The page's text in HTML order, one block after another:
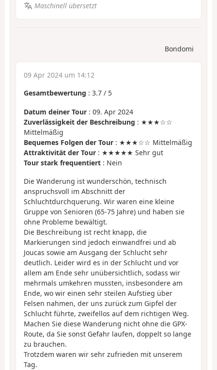
Maschinell übersetzt
Bondomi
09 Apr 2024 um 14:12
Gesamtbewertung : 3.7 / 5
Datum deiner Tour : 09. Apr 2024
Zuverlässigkeit der Beschreibung : ★★★☆☆
Mittelmäßig
Bequemes Folgen der Tour : ★★★☆☆ Mittelmäßig
Attraktivität der Tour : ★★★★★ Sehr gut
Tour stark frequentiert : Nein
Die Wanderung ist wunderschön, technisch
anspruchsvoll im Abschnitt der
Schluchtdurchquerung. Wir waren eine kleine
Gruppe von Senioren (65-75 Jahre) und haben sie
ohne Probleme bewältigt.
Die Beschreibung ist recht knapp, die
Markierungen sind jedoch einwandfrei und ab
Joucas sowie am Ausgang der Schlucht sehr
deutlich. Leider wird es in der Schlucht und vor
allem am Ende sehr unübersichtlich, sodass wir
mehrmals umkehren mussten, insbesondere am
Ende, wo wir einen sehr steilen Aufstieg über
Felsen nahmen, der uns zurück zum Gipfel der
Schlucht führte, zweifellos auf dem richtigen Weg.
Machen Sie diese Wanderung nicht ohne die GPX-
Route, da Sie sonst Gefahr laufen, doppelt so lange
zu brauchen.
Trotzdem waren wir sehr zufrieden mit unserem
Tag.